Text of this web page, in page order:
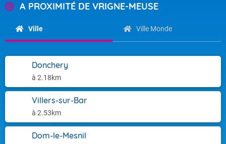
A PROXIMITÉ DE VRIGNE-MEUSE
Ville Ville Monde
Donchery
à 2.18km
Villers-sur-Bar
à 2.53km
Dom-le-Mesnil